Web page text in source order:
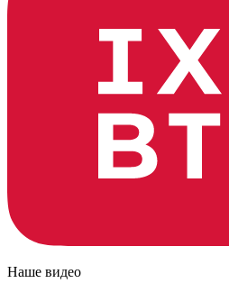
Наше видео